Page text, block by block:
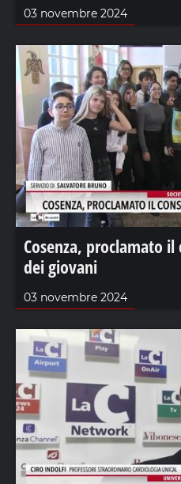
03 novembre 2024
Cosenza, proclamato
dei giovani
03 novembre 2024